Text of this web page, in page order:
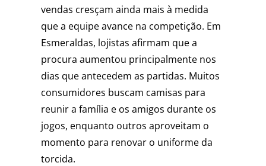
vendas cresçam ainda mais à medida
que a equipe avance na competição. Em
Esmeraldas, lojistas afirmam que a
procura aumentou principalmente nos
dias que antecedem as partidas. Muitos
consumidores buscam camisas para
reunir a família e os amigos durante os
jogos, enquanto outros aproveitam o
momento para renovar o uniforme da
torcida.